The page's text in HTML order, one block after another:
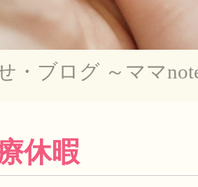
・ブログ ～ママ
休暇